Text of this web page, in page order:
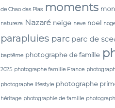
de Chao das Pias moments
natureza Nazaré neige neve noel
parapluies parc parc de
baptême photographe de famille
2025 photographe famille France
photographe lifestyle photographe
héritage photographie de famille